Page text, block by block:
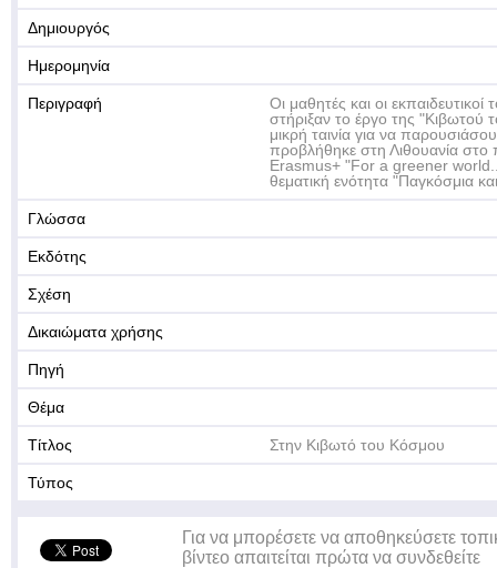
Δημιουργός
Ημερομηνία
Περιγραφή
Οι μαθητές και οι
στήριξαν το έργο της "Κιβωτού
μικρή ταινία για να
προβλήθηκε στη Λιθουανία στο
Erasmus+ "For a greener
θεματική ενότητα "Παγκόσμια
Γλώσσα
Εκδότης
Σχέση
Δικαιώματα χρήσης
Πηγή
Θέμα
Τίτλος Στην Κιβωτό του Κόσμου
Τύπος
Για να μπορέσετε να αποθηκεύσετε
βίντεο απαιτείται πρώτα να συνδεθείτε